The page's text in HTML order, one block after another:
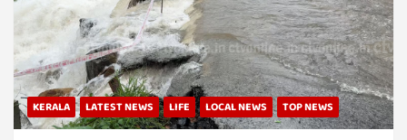
KERALA LATEST NEWS LIFE LOCAL NEWS TOP NEWS